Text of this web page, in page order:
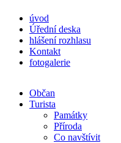
úvod
Úřední deska
hlášení rozhlasu
Kontakt
fotogalerie
Občan
Turista
Památky
Příroda
Co navštívit